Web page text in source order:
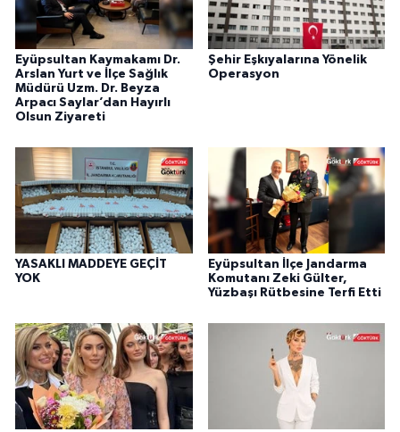
Eyüpsultan Kaymakamı Dr.
Arslan Yurt ve İlçe Sağlık
Müdürü Uzm. Dr. Beyza
Arpacı Saylar’dan Hayırlı
Olsun Ziyareti
Şehir Eşkıyalarına Yönelik
Operasyon
YASAKLI MADDEYE GEÇİT
YOK
Eyüpsultan İlçe Jandarma
Komutanı Zeki Gülter,
Yüzbaşı Rütbesine Terfi Etti